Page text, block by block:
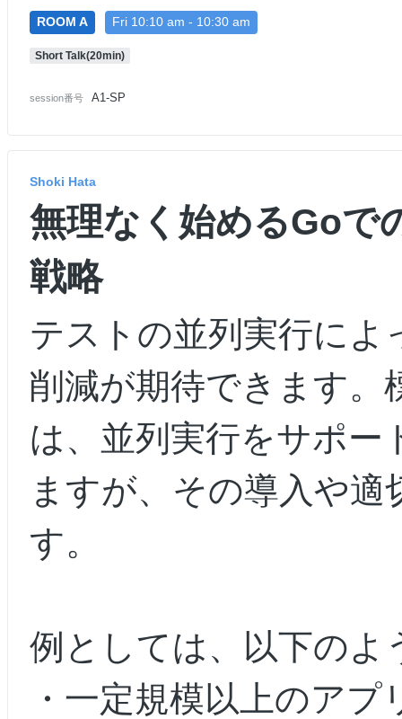
ROOM A Fri 10:10 am - 10:30 am
Short Talk(20min)
session番号 A1-SP
Shoki Hata
無理なく始めるGoで
戦略
テストの並列実行に
削減が期待できます。
は、並列実行をサポー
ますが、その導入や
す。
例としては、以下のよ
・一定規模以上のア